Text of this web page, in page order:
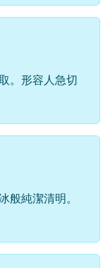
。形容人急切
般純潔清明。